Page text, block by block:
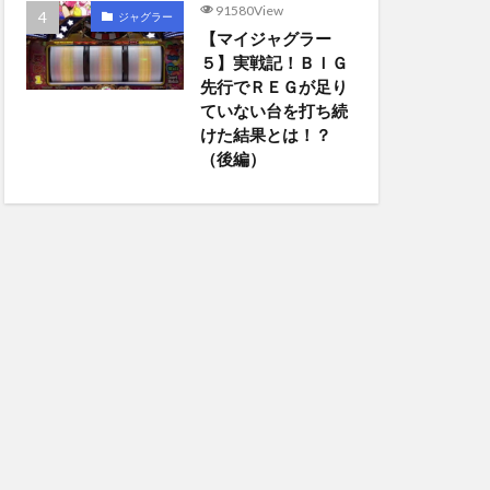
ジャグラー 91580View
【マイジャグラー
５】実戦記！ＢＩＧ
先行でＲＥＧが足り
ていない台を打ち続
けた結果とは！？
（後編）